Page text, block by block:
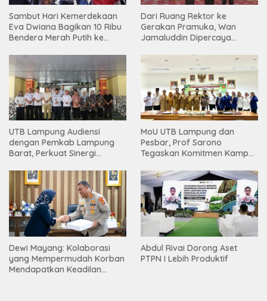
Sambut Hari Kemerdekaan
Eva Dwiana Bagikan 10 Ribu
Bendera Merah Putih ke
Dari Ruang Rektor ke
Gerakan Pramuka, Wan
Jamaluddin Dipercaya
UTB Lampung Audiensi
dengan Pemkab Lampung
Barat, Perkuat Sinergi
Tinggi
MoU UTB Lampung dan
Pesbar, Prof Sarono
Tegaskan Komitmen Kampus
Masyarakat
Dewi Mayang: Kolaborasi
yang Mempermudah Korban
Mendapatkan Keadilan
Abdul Rivai Dorong Aset
PTPN I Lebih Produktif